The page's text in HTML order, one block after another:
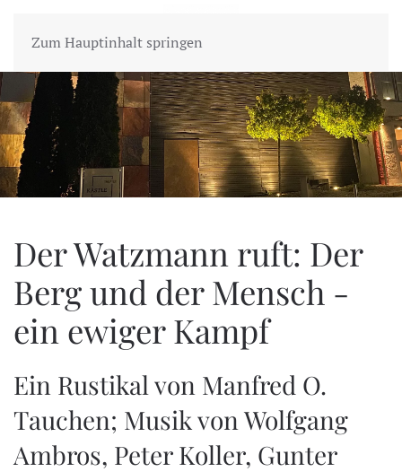
Zum Hauptinhalt springen
MENÜ
Der Watzmann ruft: Der
Berg und der Mensch -
ein ewiger Kampf
Ein Rustikal von Manfred O.
Tauchen; Musik von Wolfgang
Ambros, Peter Koller, Gunter